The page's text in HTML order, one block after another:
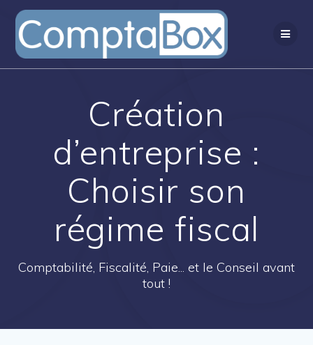
Passer
au
contenu
Création
d’entreprise :
Choisir son
régime fiscal
Comptabilité, Fiscalité, Paie... et le Conseil avant
tout !